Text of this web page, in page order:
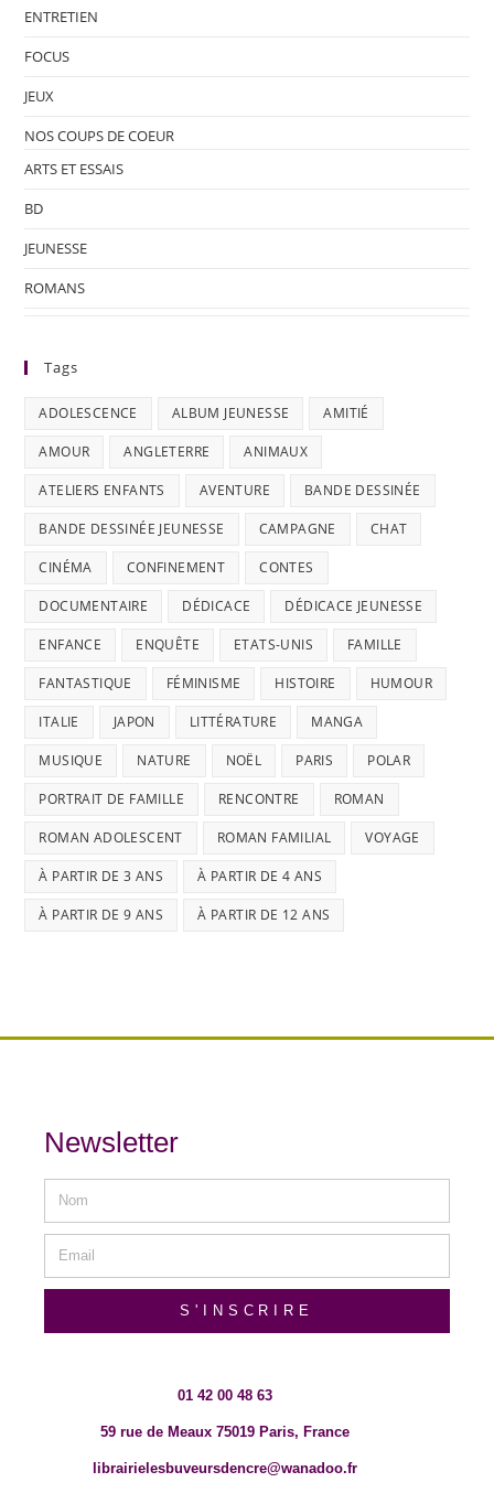
ENTRETIEN
FOCUS
JEUX
NOS COUPS DE COEUR
ARTS ET ESSAIS
BD
JEUNESSE
ROMANS
Tags
ADOLESCENCE ALBUM JEUNESSE AMITIÉ
AMOUR ANGLETERRE ANIMAUX
ATELIERS ENFANTS AVENTURE BANDE DESSINÉE
BANDE DESSINÉE JEUNESSE CAMPAGNE CHAT
CINÉMA CONFINEMENT CONTES
DOCUMENTAIRE DÉDICACE DÉDICACE JEUNESSE
ENFANCE ENQUÊTE ETATS-UNIS FAMILLE
FANTASTIQUE FÉMINISME HISTOIRE HUMOUR
ITALIE JAPON LITTÉRATURE MANGA
MUSIQUE NATURE NOËL PARIS POLAR
PORTRAIT DE FAMILLE RENCONTRE ROMAN
ROMAN ADOLESCENT ROMAN FAMILIAL VOYAGE
À PARTIR DE 3 ANS À PARTIR DE 4 ANS
À PARTIR DE 9 ANS À PARTIR DE 12 ANS
Newsletter
S'INSCRIRE
01 42 00 48 63
59 rue de Meaux 75019 Paris, France
librairielesbuveursdencre@wanadoo.fr